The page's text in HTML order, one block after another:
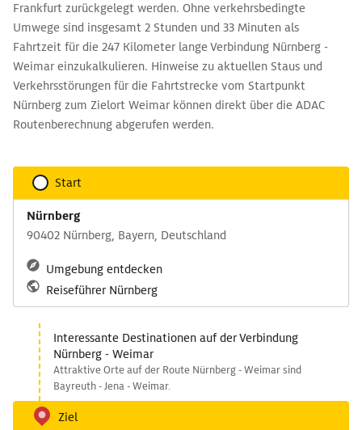
Frankfurt zurückgelegt werden. Ohne verkehrsbedingte
Umwege sind insgesamt 2 Stunden und 33 Minuten als
Fahrtzeit für die 247 Kilometer lange Verbindung Nürnberg -
Weimar einzukalkulieren. Hinweise zu aktuellen Staus und
Verkehrsstörungen für die Fahrtstrecke vom Startpunkt
Nürnberg zum Zielort Weimar können direkt über die ADAC
Routenberechnung abgerufen werden.
Start
Nürnberg
90402 Nürnberg, Bayern, Deutschland
Umgebung entdecken
Reiseführer Nürnberg
Interessante Destinationen auf der Verbindung
Nürnberg - Weimar
Attraktive Orte auf der Route Nürnberg - Weimar sind
Bayreuth - Jena - Weimar.
Ziel